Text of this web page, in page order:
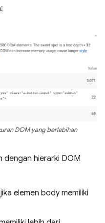
DOM yang berlebihan
dengan hierarki DOM
elemen body memiliki